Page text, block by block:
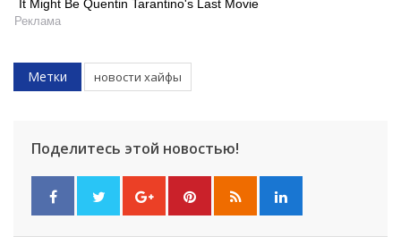
It Might Be Quentin Tarantino's Last Movie
Реклама
Метки новости хайфы
Поделитесь этой новостью!